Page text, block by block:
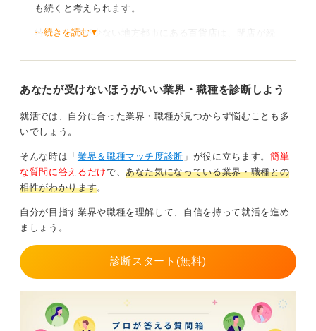
1
も続くと考えられます。
特に、人口が少ない地方都市にある百貨店は、閉店が続
富裕層向けの特定商品や接客サービスの提供によって、
目標を明確にすれば視野が広がる！ 関連企業も研究
しよう
華やかなイメージを持つ百貨店に憧れるだけでなく、百
を身に付けた販売スタッフ、富裕層の顧客への寄り添
い、商品の提案や販売をおこなう外商、また市場の動向
を把握し店舗で販売する商品の仕入れをおこなうバイヤ
⋯続きを読む▼
あなたが受けないほうがいい業界・職種を診断しよう
就活では、自分に合った業界・職種が見つからず悩むことも多
いでしょう。
そんな時は「業界＆職種マッチ度診断 」が役に立ちます。 簡単
な質問に答えるだけで、あなた気になっている業界・職種との
相性がわかります。
自分が目指す業界や職種を理解して、自信を持って就活を進め
ましょう。
診断スタート(無料)